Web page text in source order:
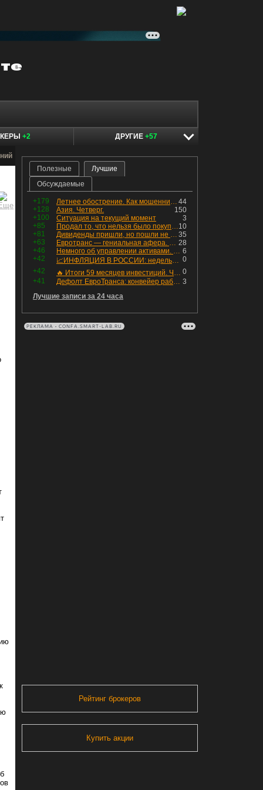
+2 ДРУГИЕ +57
Полезные
Лучшие
Обсуждаемые
+179 44
Летнее обострение. Как мошенники пытаются подсунуть кнопку "БАБЛО" девушкам
+128
150
Азия. Четверг.
+100
3
Ситуация на текущий момент
+85
10
Продал то, что нельзя было покупать. Изменения в портфеле
+81
35
Дивиденды пришли, но пошли не туда
+63
28
Евротранс — гениальная афера. Собрал с инвесторов денег, выплатил дивидендов больше текущей капитализации и ушёл в дефолт
+46
6
Немного об управлении активами. Для заинтересованных
+42
0
📈ИНФЛЯЦИЯ В РОССИИ: недельная дефляция, но в годовом выражении рост 😢
+42
0
🔥 Итоги 59 месяцев инвестиций. Что произошло с портфелем и мои дальнейшие действия. Капитал – ₽2,364 млн
+41
3
Дефолт ЕвроТранса: конвейер работает исправно
Лучшие записи за 24 часа
РЕКЛАМА • CONFA.SMART-LAB.RU
Рейтинг брокеров
Купить акции